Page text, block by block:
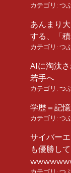
カテゴリ: つ
あんまり
する、「
カテゴリ: つ
AIに淘汰
若手へ
カテゴリ: つ
学歴＝記
カテゴリ: つ
サイバー
も優勝し